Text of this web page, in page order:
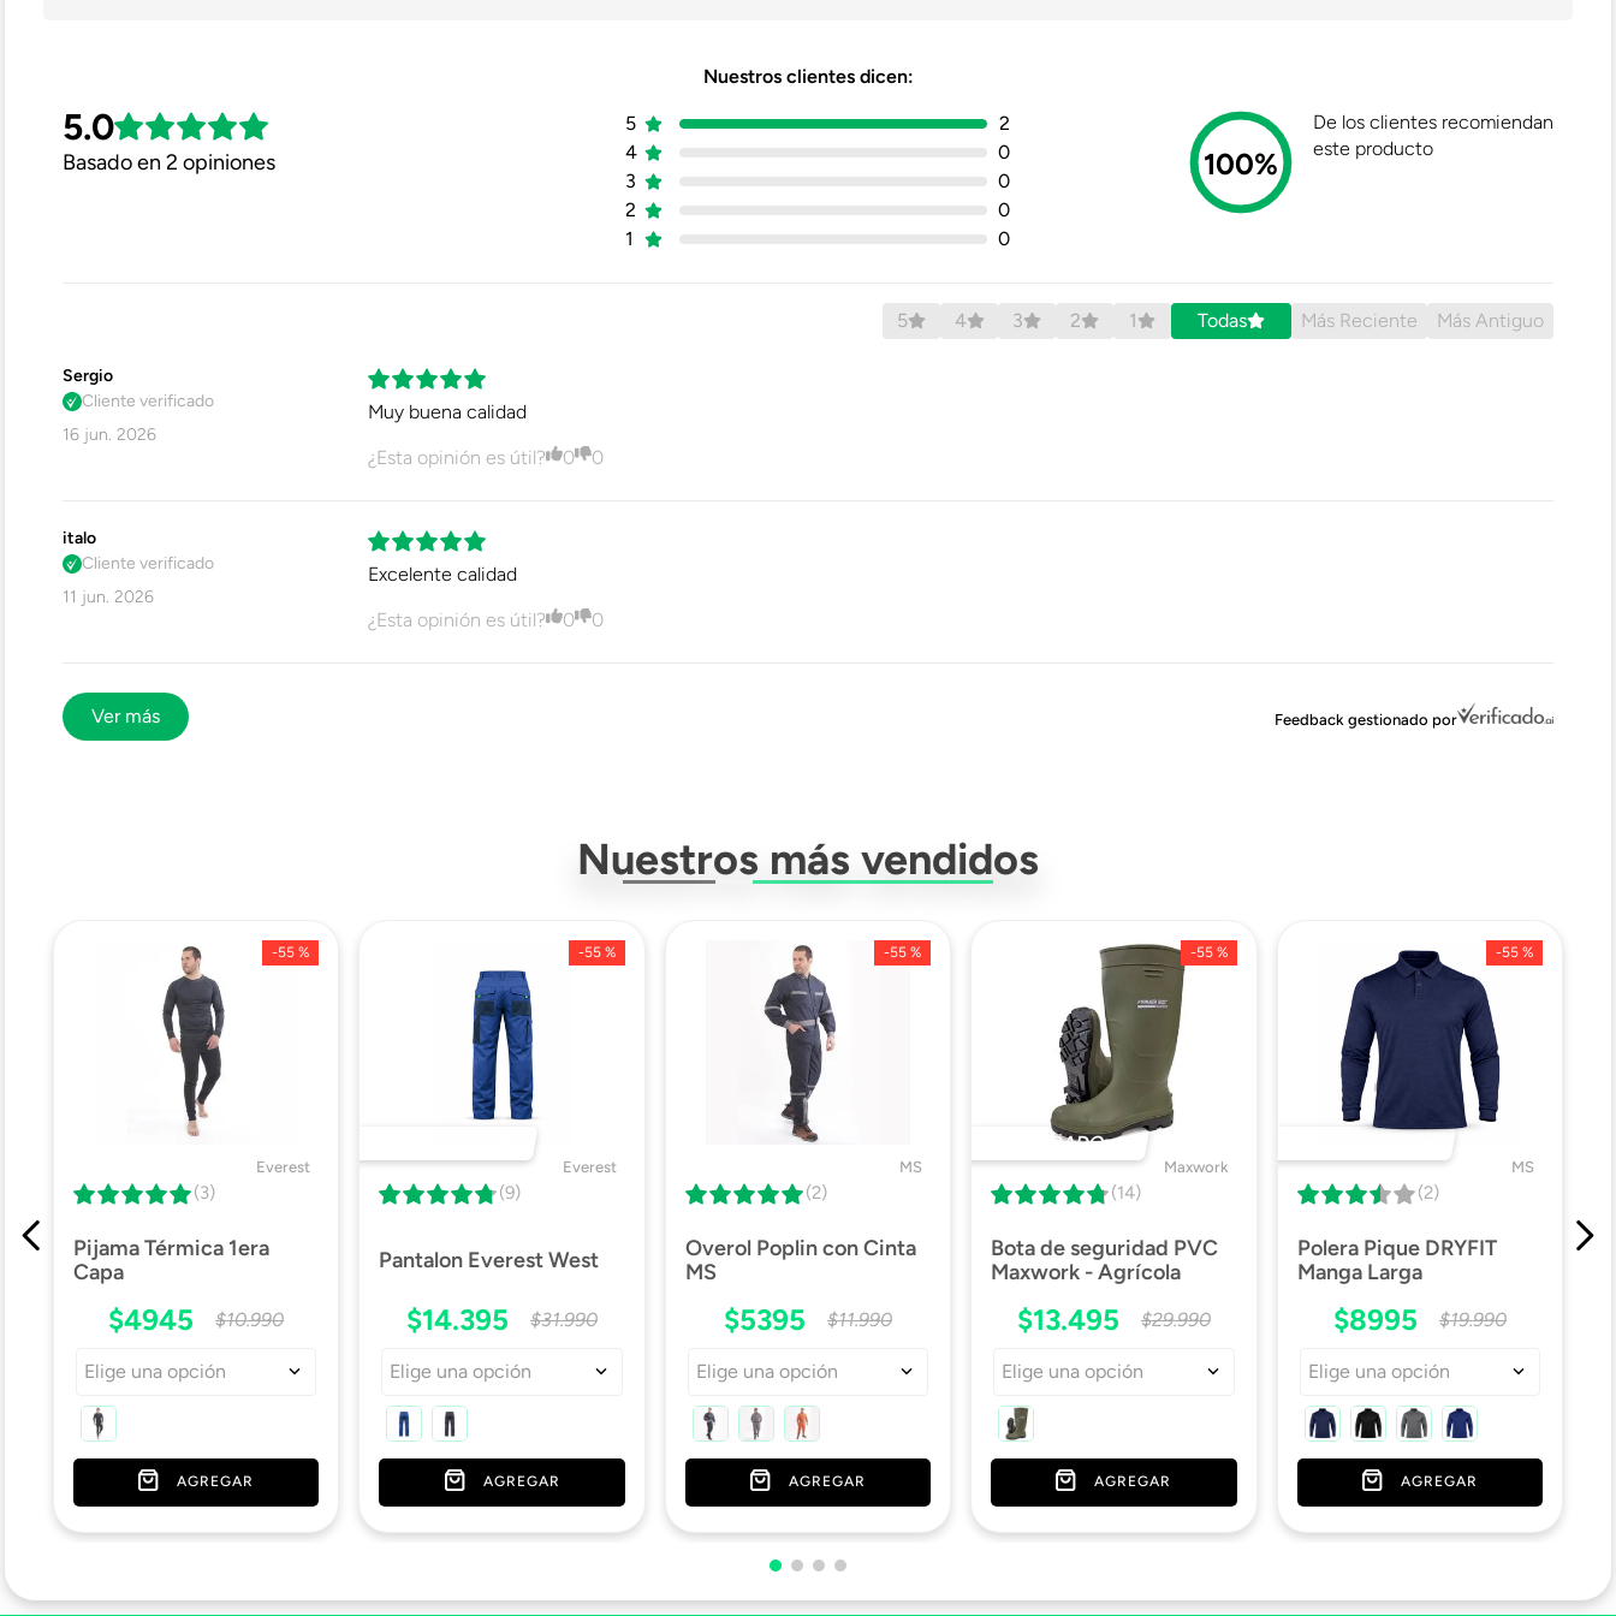
Material Interior Poliester
Ficha Técnica
Nuestros clientes dicen:
5.0
Basado en 2 opiniones
1 0
2 0
3 0
4 0
5 2
100%
De los clientes recomiendan
este producto
5 4 3 2 1 Todas Más Reciente Más Antiguo
Sergio
Cliente verificado
16 jun. 2026
Muy buena calidad
¿Esta opinión es útil?
0 0
italo
Cliente verificado
11 jun. 2026
Excelente calidad
¿Esta opinión es útil?
0 0
Ver más Feedback gestionado por
Nuestros más vendidos
-55 %
Everest
(3)
Pijama Térmica 1era
Capa
$4945 $10.990
Elige una opción
AGREGAR
-55 %
Everest
(9)
Pantalon Everest West
$14.395 $31.990
Elige una opción
AGREGAR
-55 %
MS
(2)
Overol Poplin con Cinta
MS
$5395 $11.990
Elige una opción
AGREGAR
-55 %
DESTACADO 🔥
Maxwork
(14)
Bota de seguridad PVC
Maxwork - Agrícola
$13.495 $29.990
Elige una opción
AGREGAR
-55 %
MS
(2)
Polera Pique DRYFIT
Manga Larga
$8995 $19.990
Elige una opción
AGREGAR